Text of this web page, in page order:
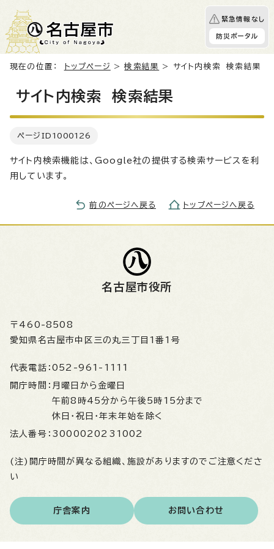
緊急情報なし
防災ポータル
現在の位置： トップページ >検索結果 > サイト内検索 検索結果
サイト内検索 検索結果
ページID 1000126
サイト内検索機能は、Google社の提供する検索サービスを利
用しています。
前のページへ戻る トップページへ戻る
名古屋市役所
〒460-8508
愛知県名古屋市中区三の丸三丁目1番1号
代表電話： 052-961-1111
開庁時間： 月曜日から金曜日
午前8時45分から午後5時15分まで
休日・祝日・年末年始を除く
法人番号： 3000020231002
(注)開庁時間が異なる組織、施設がありますのでご注意くださ
い
庁舎案内 お問い合わせ